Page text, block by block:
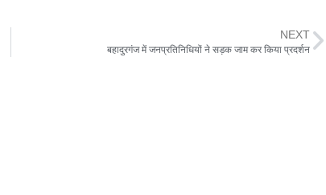
NEXT
बहादुरगंज में जनप्रतिनिधियों ने सड़क जाम कर किया प्रदर्शन